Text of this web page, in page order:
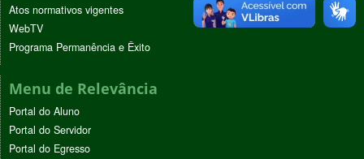
Atos normativos vigentes
WebTV
Programa Permanência e Êxito
Menu de Relevância
Portal do Aluno
Portal do Servidor
Portal do Egresso